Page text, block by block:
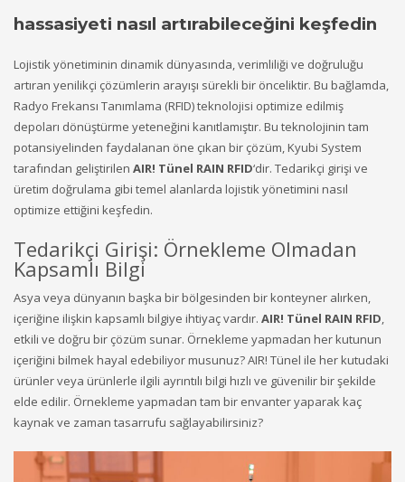
hassasiyeti nasıl artırabileceğini keşfedin
Lojistik yönetiminin dinamik dünyasında, verimliliği ve doğruluğu
artıran yenilikçi çözümlerin arayışı sürekli bir önceliktir. Bu bağlamda,
Radyo Frekansı Tanımlama (RFID) teknolojisi optimize edilmiş
depoları dönüştürme yeteneğini kanıtlamıştır. Bu teknolojinin tam
potansiyelinden faydalanan öne çıkan bir çözüm, Kyubi System
tarafından geliştirilen AIR! Tünel RAIN RFID‘dir. Tedarikçi girişi ve
üretim doğrulama gibi temel alanlarda lojistik yönetimini nasıl
optimize ettiğini keşfedin.
Tedarikçi Girişi: Örnekleme Olmadan
Kapsamlı Bilgi
Asya veya dünyanın başka bir bölgesinden bir konteyner alırken,
içeriğine ilişkin kapsamlı bilgiye ihtiyaç vardır. AIR! Tünel RAIN RFID,
etkili ve doğru bir çözüm sunar. Örnekleme yapmadan her kutunun
içeriğini bilmek hayal edebiliyor musunuz? AIR! Tünel ile her kutudaki
ürünler veya ürünlerle ilgili ayrıntılı bilgi hızlı ve güvenilir bir şekilde
elde edilir. Örnekleme yapmadan tam bir envanter yaparak kaç
kaynak ve zaman tasarrufu sağlayabilirsiniz?